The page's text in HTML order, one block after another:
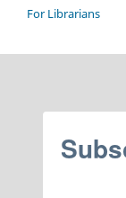
For Librarians